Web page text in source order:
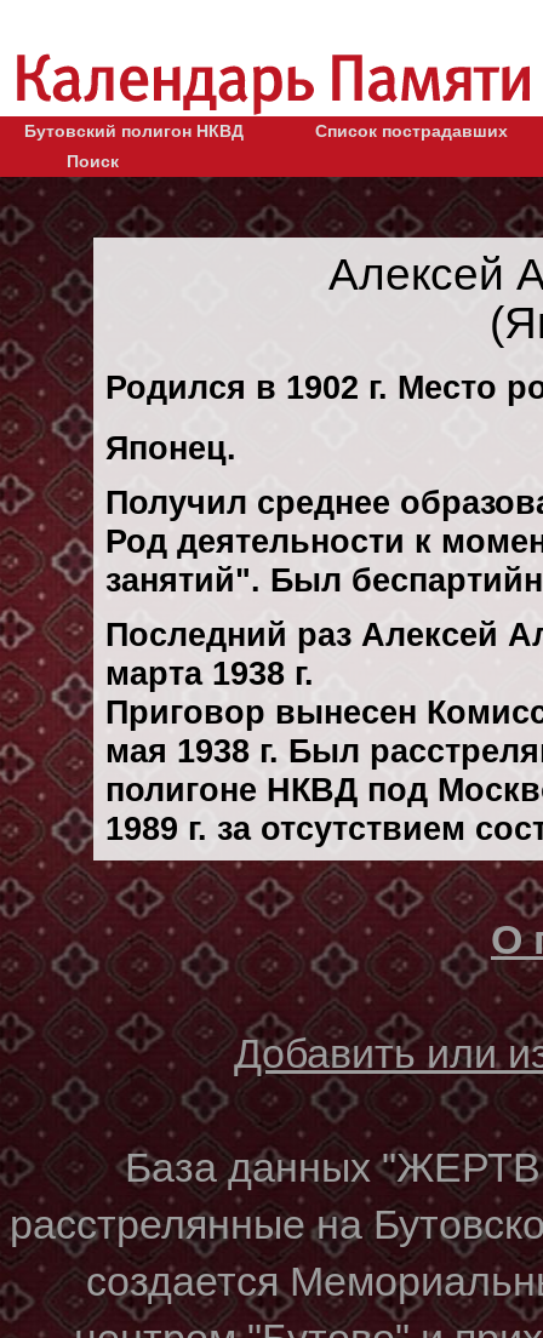
Бутовский полигон НКВД
Список пострадавших
Поиск
Алексей
Родился в 1902 г. Место
Японец.
Получил среднее
Род деятельности к
занятий". Был
Последний раз Алексей
марта 1938 г.
Приговор вынесен
мая 1938 г. Был
полигоне НКВД под
1989 г. за отсутствием
О
Добавить или
База данных
расстрелянные на
создается